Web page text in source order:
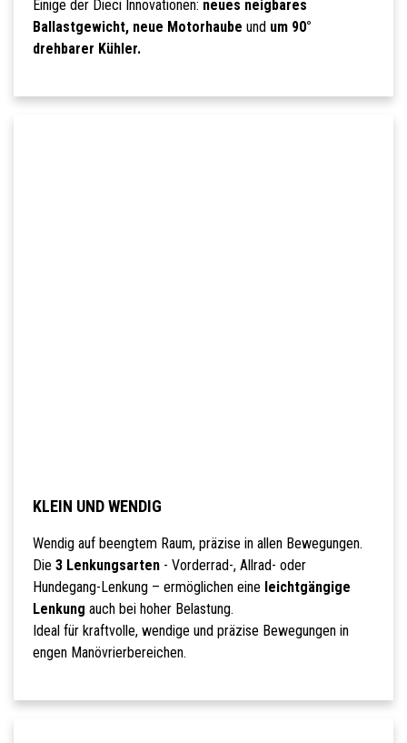
Einige der Dieci Innovationen: neues neigbares
Ballastgewicht, neue Motorhaube und um 90°
drehbarer Kühler.
KLEIN UND WENDIG
Wendig auf beengtem Raum, präzise in allen Bewegungen.
Die 3 Lenkungsarten- Vorderrad-, Allrad- oder
Hundegang-Lenkung – ermöglichen eine leichtgängige
Lenkung auch bei hoher Belastung.
Ideal für kraftvolle, wendige und präzise Bewegungen in
engen Manövrierbereichen.